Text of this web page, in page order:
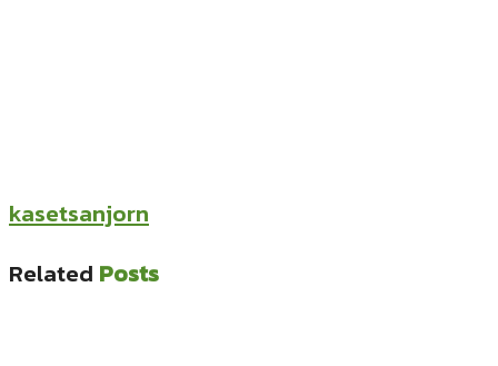
kasetsanjorn
Related Posts